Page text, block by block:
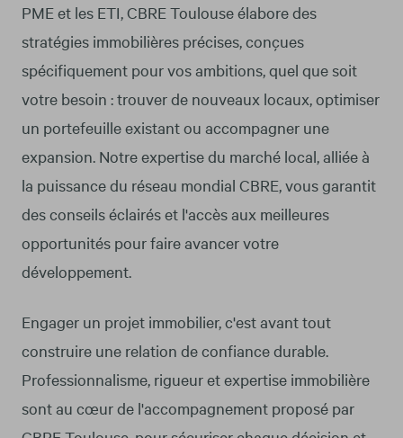
PME et les ETI, CBRE Toulouse élabore des
stratégies immobilières précises, conçues
spécifiquement pour vos ambitions, quel que soit
votre besoin : trouver de nouveaux locaux, optimiser
un portefeuille existant ou accompagner une
expansion. Notre expertise du marché local, alliée à
la puissance du réseau mondial CBRE, vous garantit
des conseils éclairés et l'accès aux meilleures
opportunités pour faire avancer votre
développement.
Engager un projet immobilier, c'est avant tout
construire une relation de confiance durable.
Professionnalisme, rigueur et expertise immobilière
sont au cœur de l'accompagnement proposé par